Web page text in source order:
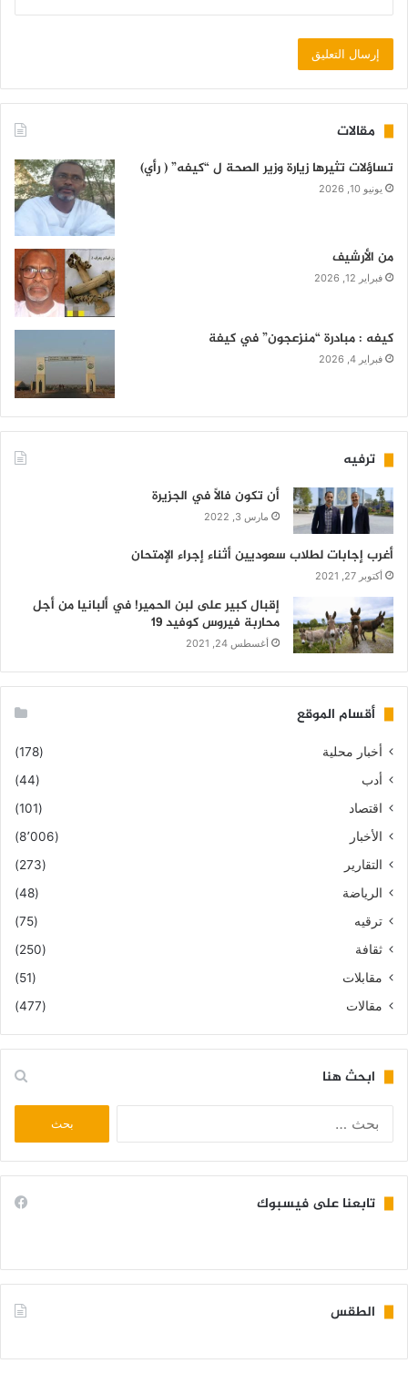
مقالات
تساؤلات تثيرها زيارة وزير الصحة ل “كيفه” ( رأي)
يونيو 10, 2026
من الأرشيف
فبراير 12, 2026
كيفه : مبادرة “منزعجون” في كيفة
فبراير 4, 2026
ترفيه
أن تكون فالاً في الجزيرة
مارس 3, 2022
أغرب إجابات لطلاب سعوديين أثناء إجراء الإمتحان
أكتوبر 27, 2021
إقبال كبير على لبن الحمير! في ألبانيا من أجل
محاربة فيروس كوفيد 19
أغسطس 24, 2021
أقسام الموقع
أخبار محلية
(178)
أدب
(44)
اقتصاد
(101)
الأخبار
(8٬006)
التقارير
(273)
الرياضة
(48)
ترقيه
(75)
ثقافة
(250)
مقابلات
(51)
مقالات
(477)
ابحث هنا
تابعنا على فيسبوك
الطقس